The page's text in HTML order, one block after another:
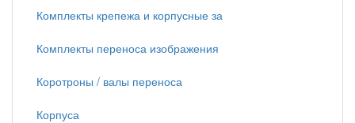
Комплекты крепежа и корпусные за
Комплекты переноса изображения
Коротроны / валы переноса
Корпуса